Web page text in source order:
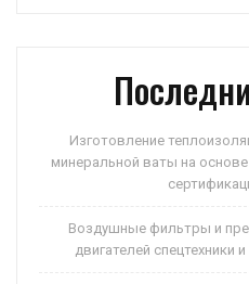
Изготовление
минеральной ваты на
Воздушные фильтры и
двигателей спецтехники